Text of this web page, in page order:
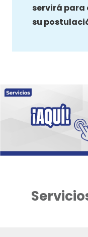
servirá para
su